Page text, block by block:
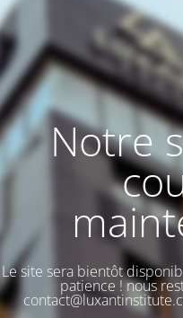
Notre
Le site sera bientôt
patience ! nous